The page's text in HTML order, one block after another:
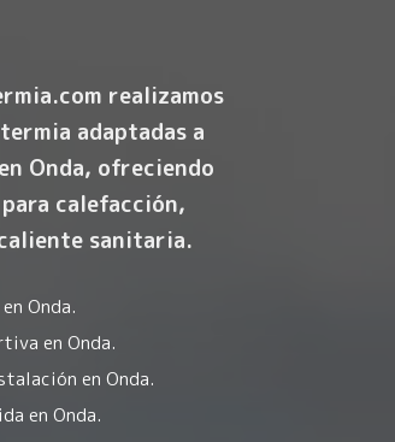
realizamos
adaptadas a
Onda, ofreciendo
calefacción,
sanitaria.
Onda.
en Onda.
en Onda.
en Onda.